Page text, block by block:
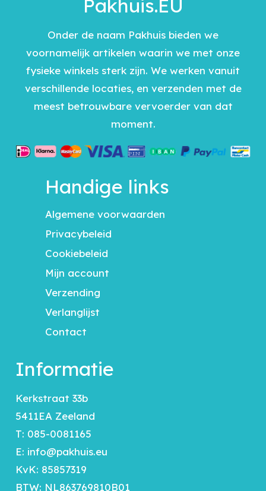
Pakhuis.EU
Onder de naam Pakhuis bieden we
voornamelijk artikelen waarin we met onze
fysieke winkels sterk zijn. We werken vanuit
verschillende locaties, en verzenden met de
meest betrouwbare vervoerder van dat
moment.
Handige links
Algemene voorwaarden
Privacybeleid
Cookiebeleid
Mijn account
Verzending
Verlanglijst
Contact
Informatie
Kerkstraat 33b
5411EA Zeeland
T: 085-0081165
E: info@pakhuis.eu
KvK: 85857319
BTW: NL863769810B01